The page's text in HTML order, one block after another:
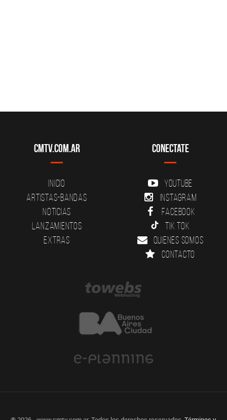
CMTV.com.ar
Inicio
Artistas-Bandas
Noticias
Lanzamientos
Extras
Conectate
YouTube
Instagram
Facebook
Tik Tok
Quienes somos
Contacto